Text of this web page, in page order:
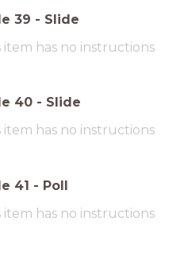
39 - Slide
item has no instructions
40 - Slide
item has no instructions
41 - Poll
item has no instructions